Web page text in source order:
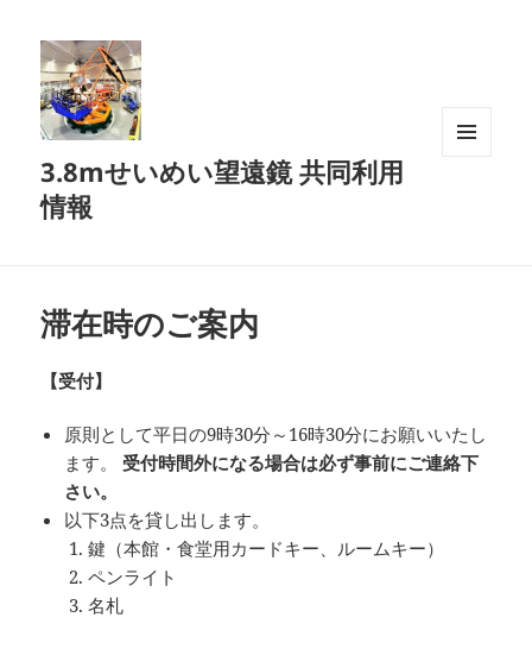
3.8mせいめい望遠鏡 共同利用
情報
滞在時のご案内
【受付】
原則として平日の9時30分～16時30分にお願いいたし
ます。 受付時間外になる場合は必ず事前にご連絡下
さい。
以下3点を貸し出します。
鍵（本館・食堂用カードキー、ルームキー）
ペンライト
名札